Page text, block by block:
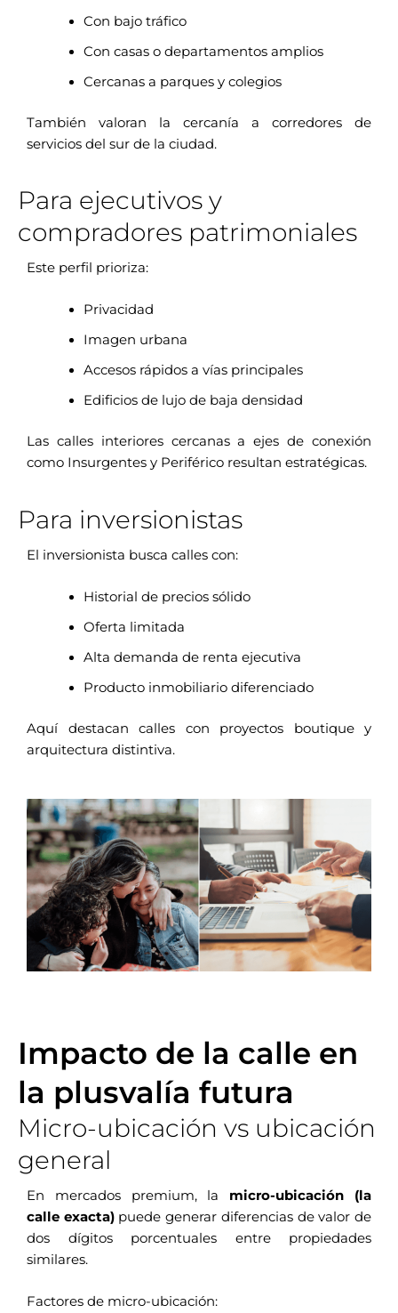
Con bajo tráfico
Con casas o departamentos amplios
Cercanas a parques y colegios
También valoran la cercanía a corredores de
servicios del sur de la ciudad.
Para ejecutivos y
compradores patrimoniales
Este perfil prioriza:
Privacidad
Imagen urbana
Accesos rápidos a vías principales
Edificios de lujo de baja densidad
Las calles interiores cercanas a ejes de conexión
como Insurgentes y Periférico resultan estratégicas.
Para inversionistas
El inversionista busca calles con:
Historial de precios sólido
Oferta limitada
Alta demanda de renta ejecutiva
Producto inmobiliario diferenciado
Aquí destacan calles con proyectos boutique y
arquitectura distintiva.
Impacto de la calle en
la plusvalía futura
Micro-ubicación vs ubicación
general
En mercados premium, la micro-ubicación (la
calle exacta)puede generar diferencias de valor de
dos dígitos porcentuales entre propiedades
similares.
Factores de micro-ubicación: